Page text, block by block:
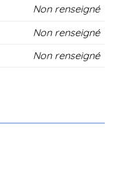
Non renseigné
Non renseigné
Non renseigné